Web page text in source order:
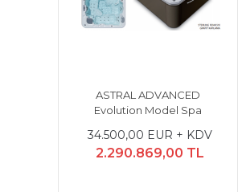
ASTRAL ADVANCED
Evolution Model Spa
34.500,00 EUR + KDV
2.290.869,00 TL